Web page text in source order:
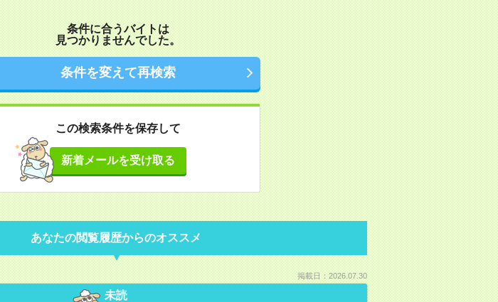
条件に合うバイトは
見つかりませんでした。
条件を変えて再検索
この検索条件を保存して
新着メールを受け取る
あなたの閲覧履歴からのオススメ
掲載日：2026.07.30
未読